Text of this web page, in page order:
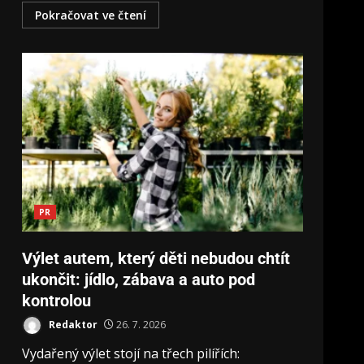
Pokračovat ve čtení
PR
Výlet autem, který děti nebudou chtít
ukončit: jídlo, zábava a auto pod
kontrolou
Redaktor 26. 7. 2026
Vydařený výlet stojí na třech pilířích: